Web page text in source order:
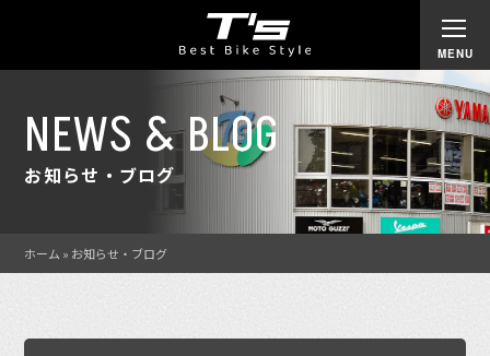
NEWS & BLOG
お知らせ・ブログ
ホーム » お知らせ・ブログ